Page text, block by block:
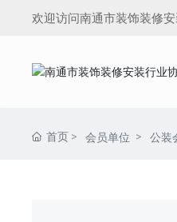
欢迎访问南通市装饰装修
首页 会员单位 公装